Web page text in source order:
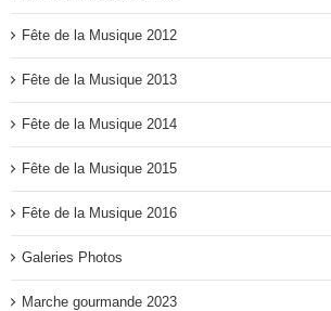
Fête de la Musique 2012
Fête de la Musique 2013
Fête de la Musique 2014
Fête de la Musique 2015
Fête de la Musique 2016
Galeries Photos
Marche gourmande 2023